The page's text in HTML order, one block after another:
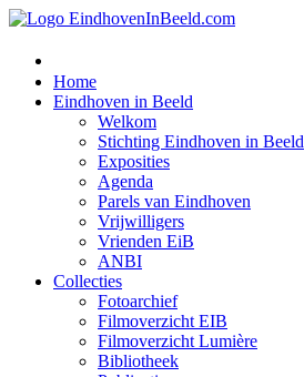
Home
Eindhoven in Beeld
Welkom
Stichting Eindhoven in Beeld
Exposities
Agenda
Parels van Eindhoven
Vrijwilligers
Vrienden EiB
ANBI
Collecties
Fotoarchief
Filmoverzicht EIB
Filmoverzicht Lumière
Bibliotheek